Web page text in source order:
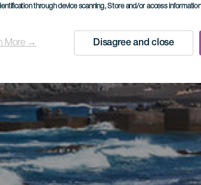
through device scanning, Store and/or access
More → Disagree and close